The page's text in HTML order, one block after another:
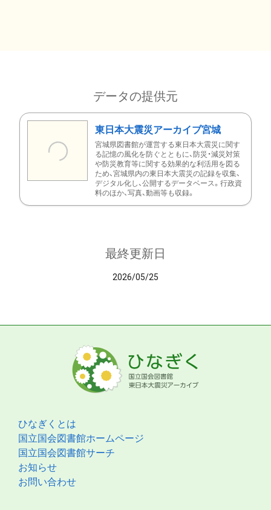
データの提供元
東日本大震災アーカイブ宮城
宮城県図書館が運営する東日本大震災に関す
る記憶の風化を防ぐとともに、防災・減災対策
や防災教育等に関する効果的な利活用を図る
ため、宮城県内の東日本大震災の記録を収集、
デジタル化し、公開するデータベース。行政資
料のほか、写真、動画等も収録。
最終更新日
2026/05/25
ひなぎくとは
国立国会図書館ホームページ
国立国会図書館サーチ
お知らせ
お問い合わせ